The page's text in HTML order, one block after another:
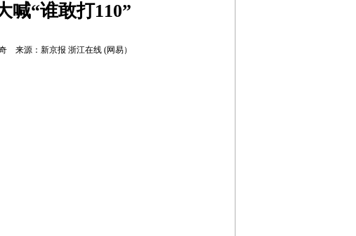
喊“谁敢打110”
来源：新京报 浙江在线 (网易）